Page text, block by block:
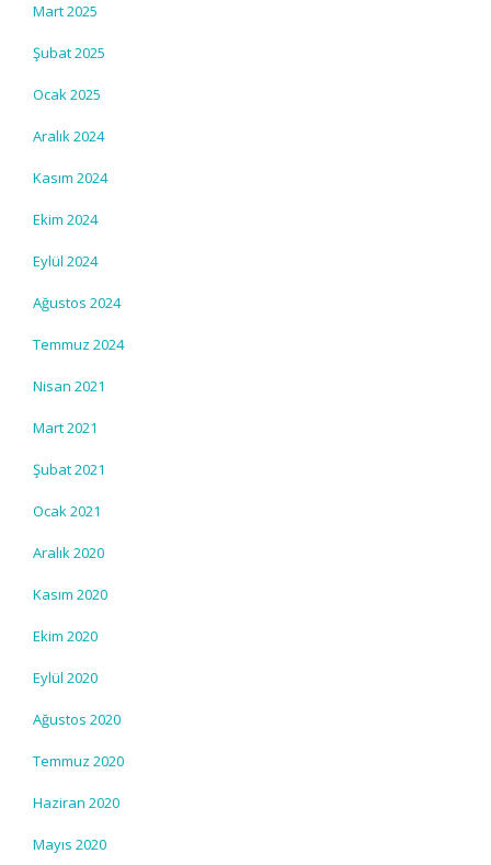
Mart 2025
Şubat 2025
Ocak 2025
Aralık 2024
Kasım 2024
Ekim 2024
Eylül 2024
Ağustos 2024
Temmuz 2024
Nisan 2021
Mart 2021
Şubat 2021
Ocak 2021
Aralık 2020
Kasım 2020
Ekim 2020
Eylül 2020
Ağustos 2020
Temmuz 2020
Haziran 2020
Mayıs 2020